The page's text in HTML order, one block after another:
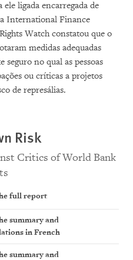
ligada encarregada de
International Finance
Watch constatou que o
medidas adequadas
no qual as pessoas
ou críticas a projetos
de represálias.
Risk
Critics of World Bank
full report
summary and
in French
summary and